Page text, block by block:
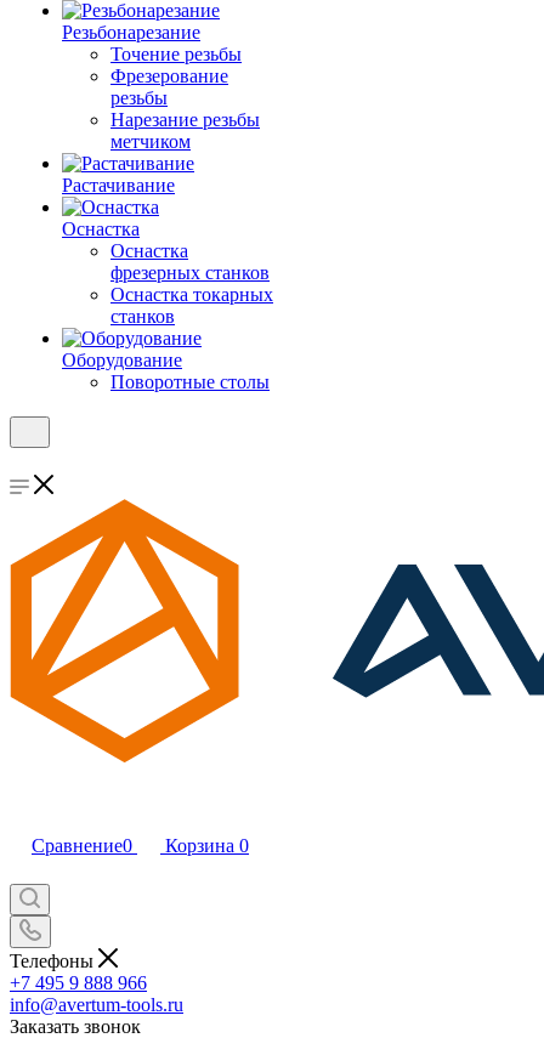
Резьбонарезание
Точение резьбы
Фрезерование
резьбы
Нарезание резьбы
метчиком
Растачивание
Оснастка
Оснастка
фрезерных станков
Оснастка токарных
станков
Оборудование
Поворотные столы
Сравнение0 Корзина 0
Телефоны
+7 495 9 888 966
info@avertum-tools.ru
Заказать звонок